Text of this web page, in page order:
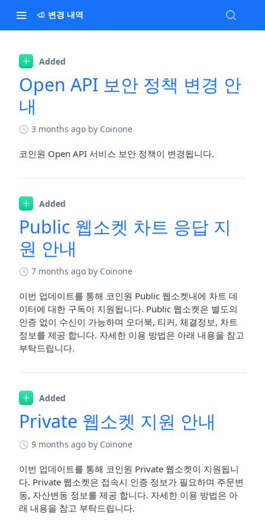
변경 내역
Added
Open API 보안 정책 변경 안
내
3 months ago by Coinone
코인원 Open API 서비스 보안 정책이 변경됩니다.
Added
Public 웹소켓 차트 응답 지
원 안내
7 months ago by Coinone
이번 업데이트를 통해 코인원 Public 웹소켓내에 차트 데
이터에 대한 구독이 지원됩니다. Public 웹소켓은 별도의
인증 없이 수신이 가능하며 오더북, 티커, 체결정보, 차트
정보를 제공 합니다. 자세한 이용 방법은 아래 내용을 참고
부탁드립니다.
Added
Private 웹소켓 지원 안내
9 months ago by Coinone
이번 업데이트를 통해 코인원 Private 웹소켓이 지원됩니
다. Private 웹소켓은 접속시 인증 정보가 필요하며 주문변
동, 자산변동 정보를 제공 합니다. 자세한 이용 방법은 아
래 내용을 참고 부탁드립니다.